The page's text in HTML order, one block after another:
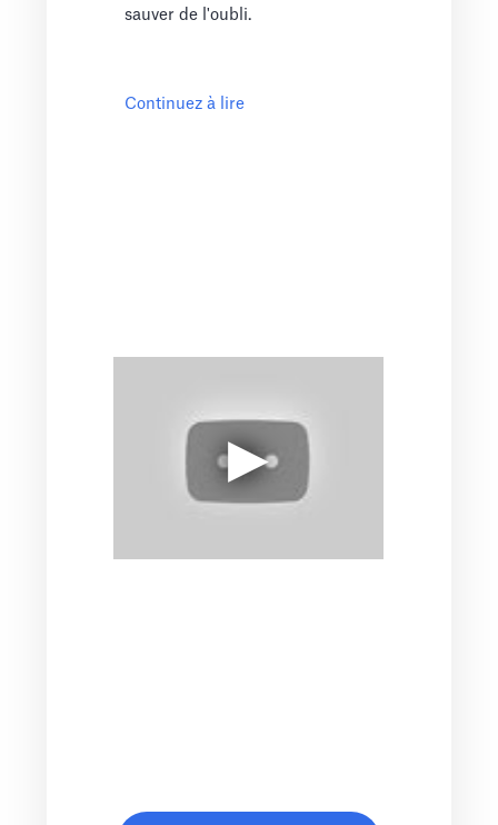
sauver de l'oubli.
Continuez à lire